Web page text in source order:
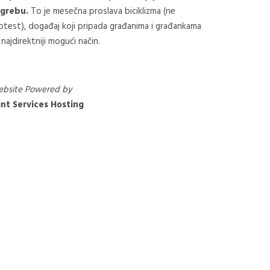
To je mesečna proslava biciklizma (ne
događaj koji pripada građanima i građankama
mogući način.
Powered by
Services Hosting